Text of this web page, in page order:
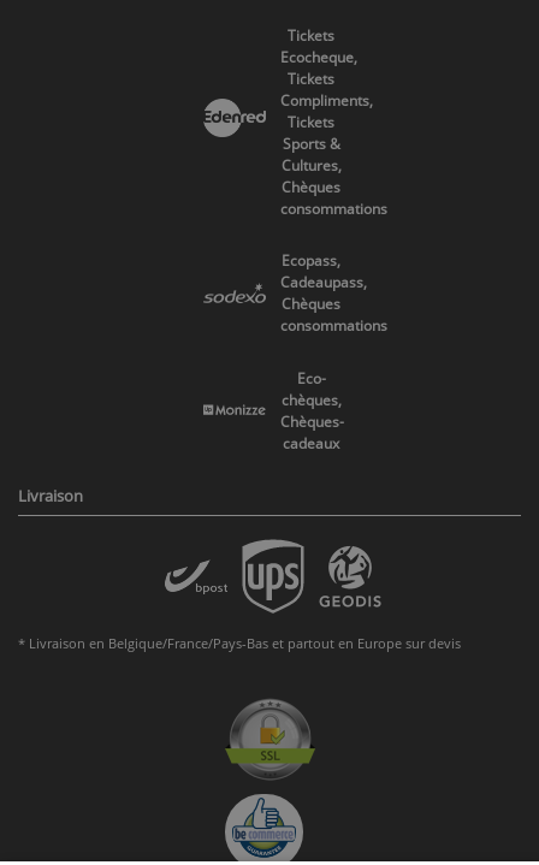
Tickets
Ecocheque,
Tickets
Compliments,
Tickets
Sports &
Cultures,
Chèques
consommations
Ecopass,
Cadeaupass,
Chèques
consommations
Eco-
chèques,
Chèques-
cadeaux
Livraison
* Livraison en Belgique/France/Pays-Bas et partout en Europe sur devis